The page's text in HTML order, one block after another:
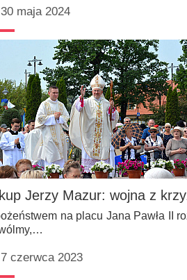
30 maja 2024
Jerzy Mazur: wojna z
na placu Jana Pawła II
7 czerwca 2023